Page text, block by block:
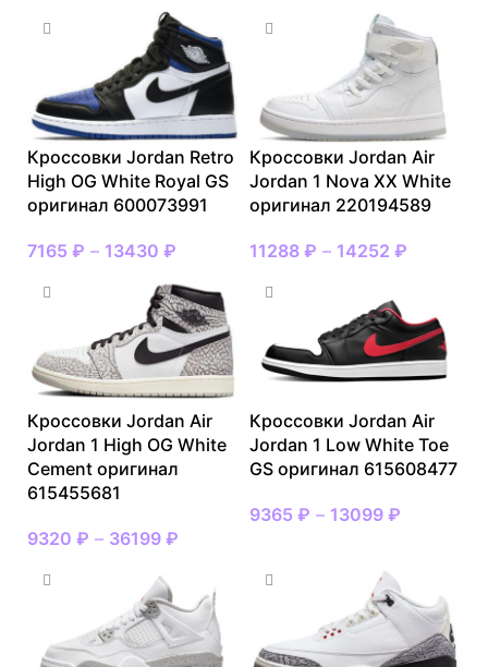
Кроссовки Jordan Retro
High OG White Royal GS
оригинал 600073991
7165 ₽ – 13430 ₽
Кроссовки Jordan Air
Jordan 1 Nova XX White
оригинал 220194589
11288 ₽ – 14252 ₽
Кроссовки Jordan Air
Jordan 1 High OG White
Cement оригинал
615455681
9320 ₽ – 36199 ₽
Кроссовки Jordan Air
Jordan 1 Low White Toe
GS оригинал 615608477
9365 ₽ – 13099 ₽